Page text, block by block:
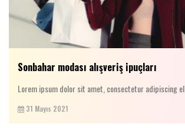
Sonbahar modası alışveriş ipuçları
Lorem ipsum dolor sit amet, consectetur adipiscing
31 Mayıs 2021